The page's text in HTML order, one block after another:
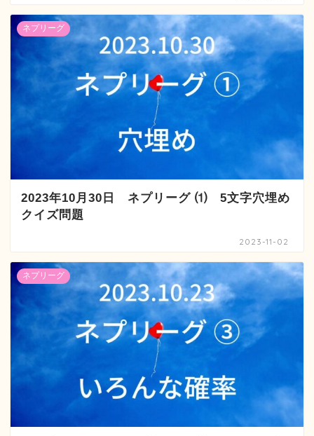
ネプリーグ
2023年10月30日 ネプリーグ ⑴ 5文字穴埋め
クイズ問題
2023-11-02
ネプリーグ